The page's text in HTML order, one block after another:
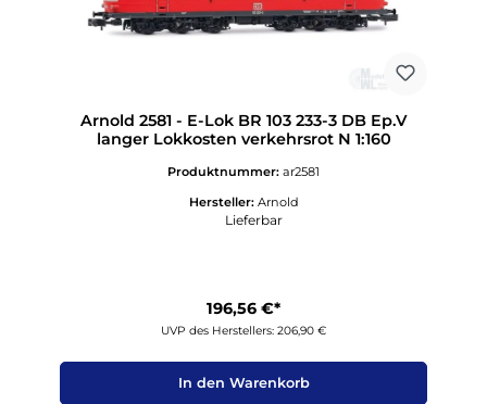
Arnold 2581 - E-Lok BR 103 233-3 DB Ep.V
langer Lokkosten verkehrsrot N 1:160
Produktnummer: ar2581
Hersteller: Arnold
Lieferbar
196,56 €*
UVP des Herstellers: 206,90 €
In den Warenkorb